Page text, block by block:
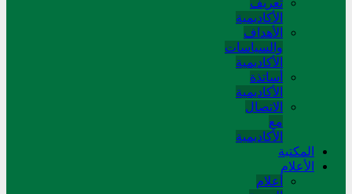
الأكاديمية
الأهداف
والسياسات
الأكاديمية
أساتذة
الأكاديمية
الاتصال
مع
الأكاديمية
المکتبة
الأعلام
أعلام